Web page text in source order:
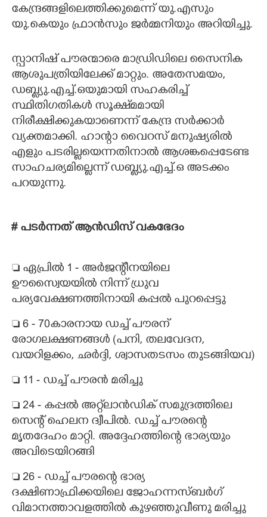
കേന്ദ്രങ്ങളിലെത്തിക്കുമെന്ന് യു.എസും
യു.കെയും ഫ്രാൻസും ജർമ്മനിയും അറിയിച്ചു.
സ്പാനിഷ് പൗരന്മാരെ മാഡ്രിഡിലെ സൈനിക
ആശുപത്രിയിലേക്ക് മാറ്റും. അതേസമയം,
ഡബ്ല്യു.എച്ച്.ഒയുമായി സഹകരിച്ച്
സ്ഥിതിഗതികൾ സൂക്ഷ്‌മമായി
നിരീക്ഷിക്കുകയാണെന്ന് കേന്ദ്ര സർക്കാർ
വ്യക്തമാക്കി. ഹാന്റാ വൈറസ് മനുഷ്യരിൽ
എളും പടരില്ലയെന്നതിനാൽ ആശങ്കപ്പെടേണ്ട
സാഹചര്യമില്ലെന്ന് ഡബ്ല്യു.എച്ച്.ഒ അടക്കം
പറയുന്നു.
# പടർന്നത് ആൻഡിസ് വകഭേദം
 ഏപ്രിൽ 1 - അർജന്റീനയിലെ
ഊസ്വൈയയിൽ നിന്ന് ധ്രുവ
പര്യവേക്ഷണത്തിനായി കപ്പൽ പുറപ്പെട്ടു
 6 - 70കാരനായ ഡച്ച് പൗരന്
രോഗലക്ഷണങ്ങൾ (പനി, തലവേദന,
വയറിളക്കം, ഛർദ്ദി, ശ്വാസതടസം തുടങ്ങിയവ)
 11 - ‌ഡച്ച് പൗരൻ മരിച്ചു
 24 - കപ്പൽ അറ്റ്‌ലാൻഡിക് സമുദ്രത്തിലെ
സെന്റ് ഹെലന ദ്വീപിൽ. ഡച്ച് പൗരന്റെ
മൃതദേഹം മാറ്റി. അദ്ദേഹത്തിന്റെ ഭാര്യയും
അവിടെയിറങ്ങി
 26 - ഡച്ച് പൗരന്റെ ഭാര്യ
ദക്ഷിണാഫ്രിക്കയിലെ ജോഹന്നസ്ബർഗ്
വിമാനത്താവളത്തിൽ കുഴഞ്ഞുവീണു മരിച്ചു